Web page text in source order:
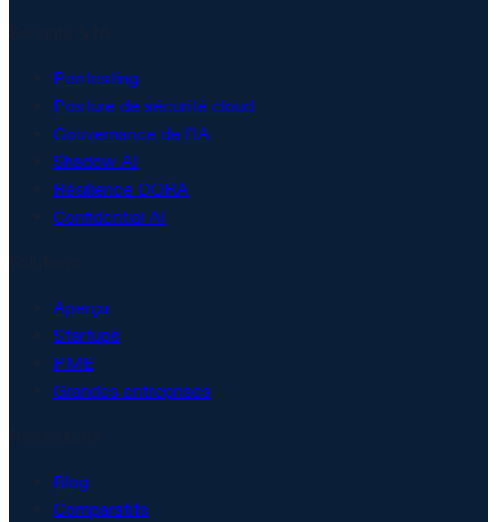
Pentesting
Posture de sécurité cloud
Gouvernance de l'IA
Shadow AI
Résilience DORA
Confidential AI
Aperçu
Startups
PME
Grandes entreprises
Blog
Comparatifs